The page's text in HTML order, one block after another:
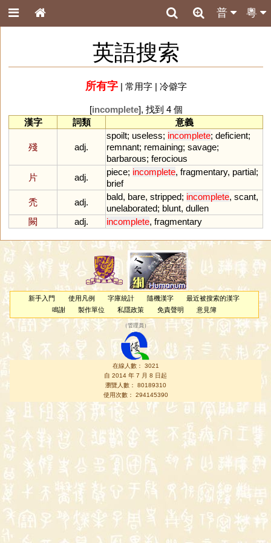
粵
普
英語搜索
所有字| 常用字| 冷僻字
[incomplete], 找到 4 個
漢字
詞類 意義
殘 adj.
spoilt; useless; incomplete; deficient;
remnant; remaining; savage;
barbarous; ferocious
片
adj.
piece; incomplete, fragmentary, partial;
brief
禿
adj.
bald, bare, stripped; incomplete, scant,
unelaborated; blunt, dullen
闕
adj. incomplete, fragmentary
新手入門 使用凡例 字庫統計 隨機漢字
最近被搜索的漢字
鳴謝
製作單位 私隱政策 免責聲明 意見簿
（管理員 ）
在線人數： 3021
自 2014 年 7 月 8 日起
瀏覽人數： 80189310
使用次數： 294145390